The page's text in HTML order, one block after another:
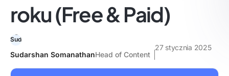
roku (Free & Paid)
Sudarshan SomanathanHead of Content
27 stycznia 2025